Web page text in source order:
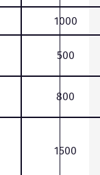
1000
500
800
1500